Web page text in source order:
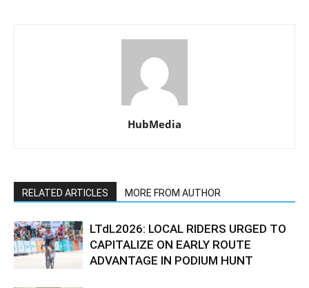
HubMedia
RELATED ARTICLES MORE FROM AUTHOR
LTdL2026: LOCAL RIDERS URGED TO
CAPITALIZE ON EARLY ROUTE
ADVANTAGE IN PODIUM HUNT